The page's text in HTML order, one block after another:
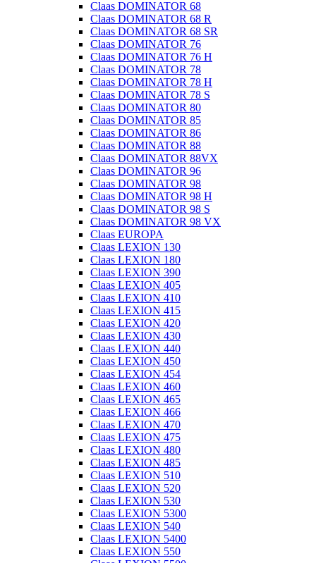
Claas DOMINATOR 68
Claas DOMINATOR 68 R
Claas DOMINATOR 68 SR
Claas DOMINATOR 76
Claas DOMINATOR 76 H
Claas DOMINATOR 78
Claas DOMINATOR 78 H
Claas DOMINATOR 78 S
Claas DOMINATOR 80
Claas DOMINATOR 85
Claas DOMINATOR 86
Claas DOMINATOR 88
Claas DOMINATOR 88VX
Claas DOMINATOR 96
Claas DOMINATOR 98
Claas DOMINATOR 98 H
Claas DOMINATOR 98 S
Claas DOMINATOR 98 VX
Claas EUROPA
Claas LEXION 130
Claas LEXION 180
Claas LEXION 390
Claas LEXION 405
Claas LEXION 410
Claas LEXION 415
Claas LEXION 420
Claas LEXION 430
Claas LEXION 440
Claas LEXION 450
Claas LEXION 454
Claas LEXION 460
Claas LEXION 465
Claas LEXION 466
Claas LEXION 470
Claas LEXION 475
Claas LEXION 480
Claas LEXION 485
Claas LEXION 510
Claas LEXION 520
Claas LEXION 530
Claas LEXION 5300
Claas LEXION 540
Claas LEXION 5400
Claas LEXION 550